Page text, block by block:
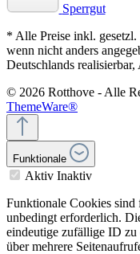
Sperrgut
* Alle Preise inkl.
wenn nicht anders
Deutschlands
© 2026 Rotthove - Alle
ThemeWare®
Funktionale
Aktiv Inaktiv
Funktionale Cookies sind
unbedingt erforderlich.
eindeutige zufällige ID zu
über mehrere